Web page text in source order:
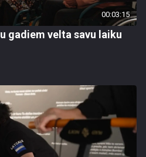
00:03:15
gadiem velta savu laiku